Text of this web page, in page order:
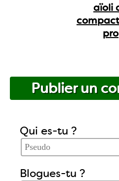
aïoli
pro
Publier un
Qui es-tu ?
Blogues-tu ?